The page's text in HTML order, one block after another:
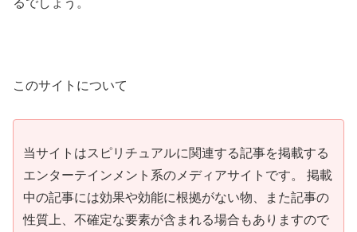
るでしょう。
このサイトについて
当サイトはスピリチュアルに関連する記事を掲載する
エンターテインメント系のメディアサイトです。 掲載
中の記事には効果や効能に根拠がない物、また記事の
性質上、不確定な要素が含まれる場合もありますので